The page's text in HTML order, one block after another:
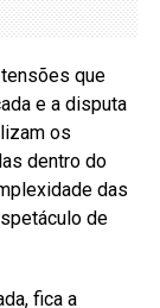
que
e a disputa
os
dentro do
das
de
fica a